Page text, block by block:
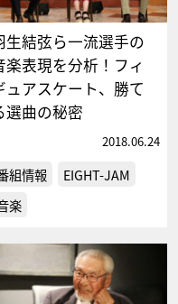
生結弦ら一流選手の
楽表現を分析！フィ
ュアスケート、勝て
選曲の秘密
2018.06.24
組情報
EIGHT-JAM
楽